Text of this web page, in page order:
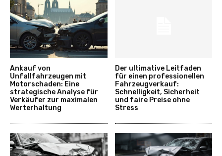
Ankauf von
Unfallfahrzeugen mit
Motorschaden: Eine
strategische Analyse für
Verkäufer zur maximalen
Werterhaltung
Der ultimative Leitfaden
für einen professionellen
Fahrzeugverkauf:
Schnelligkeit, Sicherheit
und faire Preise ohne
Stress